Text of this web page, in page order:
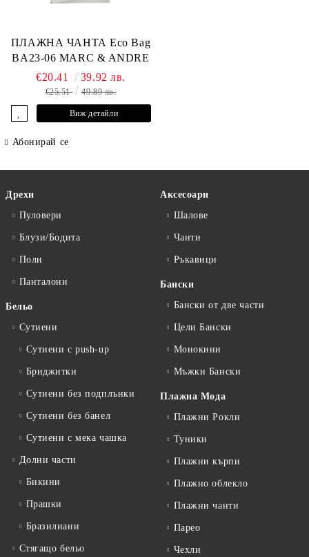
ПЛАЖНА ЧАНТА Eco Bag
BA23-06 MARC & ANDRE
€20.41 39.92 лв.
€25.51 49.89 лв.
Виж детайли
Абонирай се
Дрехи
Пуловери
Блузи/Бодита
Поли
Панталони
Бельо
Сутиени
Сутиени с push-up
Бриджитки
Сутиени без подплънки
Сутиени без банел
Сутиени с мека чашка
Долни части
Бикини
Прашки
Бразилиани
Стягащо бельо
Аксесоари
Шалове
Чанти
Ръкавици
Бански
Бански от две части
Цели Бански
Монокини
Мъжки Бански
Плажна Мода
Плажни Рокли
Туники
Плажни кърпи
Плажно облекло
Плажни чанти
Парео
Чехли